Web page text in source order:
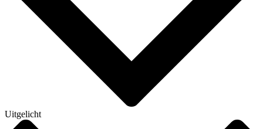
Uitgelicht